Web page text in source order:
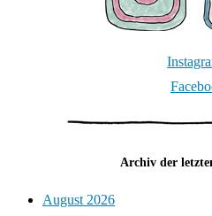
Archiv der
August 2026